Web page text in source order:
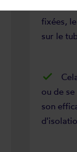
fixées,
sur le
ou de
son